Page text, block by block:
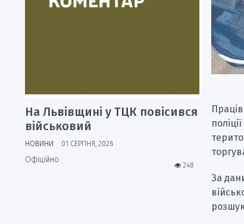
За
На Львівщині у ТЦК повісився
військовий
НОВИНИ 01 СЕРПНЯ, 2026
248
Офіційно